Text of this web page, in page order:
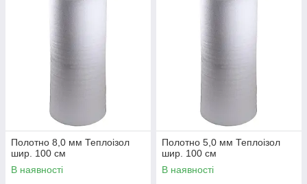
Полотно 8,0 мм Теплоізол
шир. 100 см
В наявності
Полотно 5,0 мм Теплоізол
шир. 100 см
В наявності